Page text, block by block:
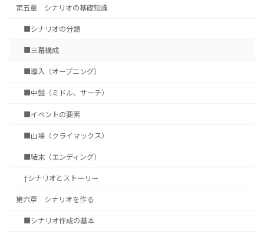
第五章 シナリオの基礎知識
■シナリオの分類
■三幕構成
■導入（オープニング）
■中盤（ミドル、サーチ）
■イベントの要素
■山場（クライマックス）
■結末（エンディング）
†シナリオとストーリー
第六章 シナリオを作る
■シナリオ作成の基本